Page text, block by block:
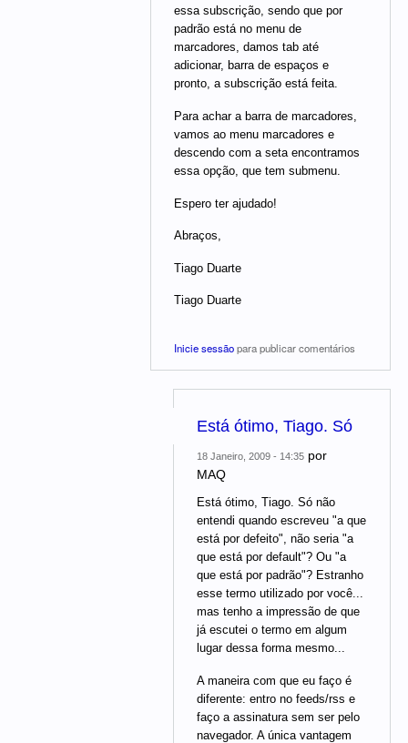
essa subscrição, sendo que por
padrão está no menu de
marcadores, damos tab até
adicionar, barra de espaços e
pronto, a subscrição está feita.
Para achar a barra de marcadores,
vamos ao menu marcadores e
descendo com a seta encontramos
essa opção, que tem submenu.
Espero ter ajudado!
Abraços,
Tiago Duarte
Tiago Duarte
Inicie sessãopara publicar comentários
Está ótimo, Tiago. Só
18 Janeiro, 2009 - 14:35 por
MAQ
Está ótimo, Tiago. Só não
entendi quando escreveu "a que
está por defeito", não seria "a
que está por default"? Ou "a
que está por padrão"? Estranho
esse termo utilizado por você...
mas tenho a impressão de que
já escutei o termo em algum
lugar dessa forma mesmo...
A maneira com que eu faço é
diferente: entro no feeds/rss e
faço a assinatura sem ser pelo
navegador. A única vantagem